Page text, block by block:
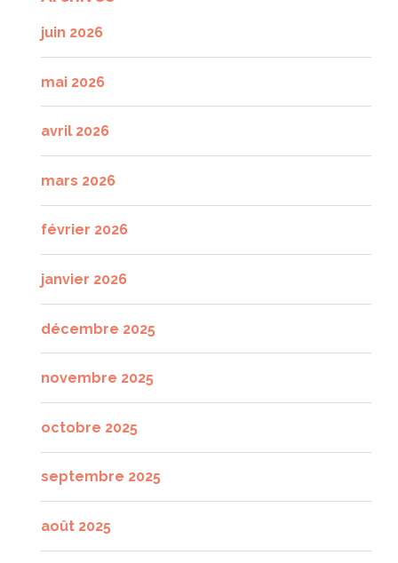
juin 2026
mai 2026
avril 2026
mars 2026
février 2026
janvier 2026
décembre 2025
novembre 2025
octobre 2025
septembre 2025
août 2025